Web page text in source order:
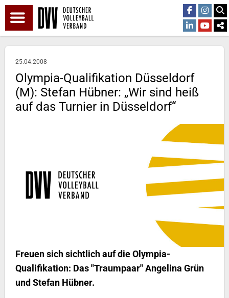
25.04.2008
Olympia-Qualifikation Düsseldorf
(M): Stefan Hübner: „Wir sind heiß
auf das Turnier in Düsseldorf“
Freuen sich sichtlich auf die Olympia-
Qualifikation: Das "Traumpaar" Angelina Grün
und Stefan Hübner.